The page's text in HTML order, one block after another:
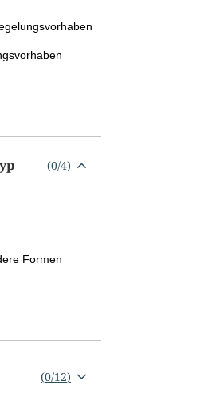
(0/4)
Formen
(0/12)